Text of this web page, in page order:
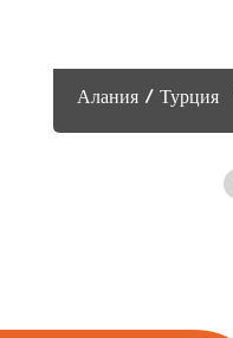
Алания / Турция